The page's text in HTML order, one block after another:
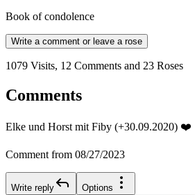
Book of condolence
Write a comment or leave a rose
1079 Visits, 12 Comments and 23 Roses
Comments
Elke und Horst mit Fiby (+30.09.2020) ❤️
Comment from 08/27/2023
Write reply Options